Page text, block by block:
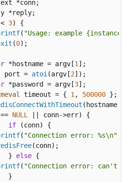
*conn;
*reply;
3) {
( "Usage: example
(0);
*hostname = argv[1 ];
port = atoi (argv[2]);
*password = argv[3];
timeout = { 1 , 500000 };
NULL
|| conn->err) {
if (conn) {
( "Connection error: %s\n"
(conn);
		}
else {
( "Connection error: can't